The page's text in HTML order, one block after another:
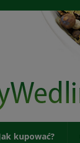
kupować?